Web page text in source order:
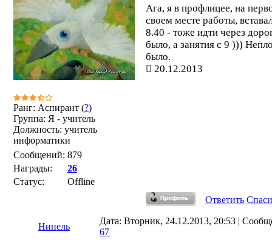
Ранг: Аспирант (?)
Группа: Я - учитель
Должность: учитель
информатики
Сообщений: 879
Награды:
26
Статус:
Offline
Ага, я в профлицее, на
своем месте работы,
8.40 - тоже идти через
было, а занятия с 9 )))
было.
20.12.2013
Ответить
Нинель
Дата: Вторник, 24.12.2013, 20:53 |
67